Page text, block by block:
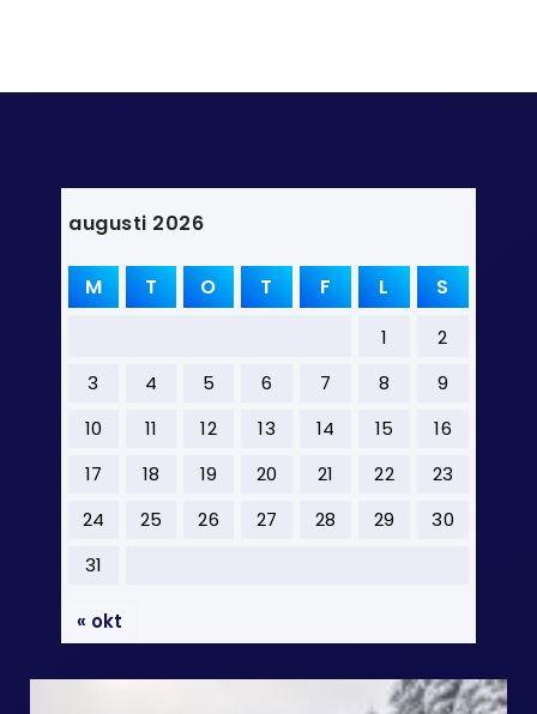
augusti 2026
M T O T F L S
1
2
3
4 5 6 7 8
9
10
11 12 13 14 15
16
17
18 19 20 21 22
23
24
25 26 27 28 29
30
31
« okt